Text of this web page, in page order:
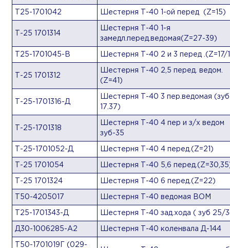
Т25-1701042 Шестерня Т-40 1-ой перед (Z=15)
Т-25 1701314
Шестерня Т-40 1-я
замедл.перед.ведомая(Z=27-39)
Т25-1701045-В Шестерня Т-40 2 и 3 перед .(Z=17/
Т-25 1701312
Шестерня Т-40 2,5 перед. ведом.
(Z=41)
Т-25-1701316-Д
Шестерня Т-40 3 пер.ведомая (зуб
17.37)
Т-25-1701318
Шестерня Т-40 4 пер и з/х ведом
зуб-35
Т-25-1701052-Д Шестерня Т-40 4 перед.(Z=21)
Т-25 1701054 Шестерня Т-40 5,6
Т-25 1701324 Шестерня Т-40 6 перед.(Z=22)
Т50-4205017 Шестерня Т-40 ведомая ВОМ
Т25-1701343-Д Шестерня Т-40 зад.хода ( зуб 25/
Д30-1006285-А2 Шестерня Т-40 коленвала Д-144
Т50-1701019Г (029-